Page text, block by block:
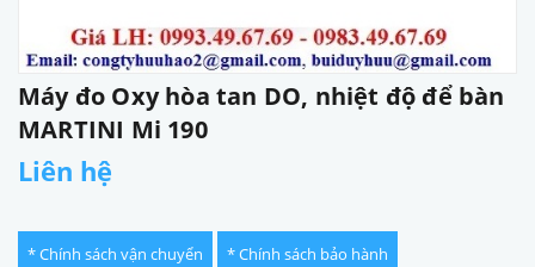
Máy đo Oxy hòa tan DO, nhiệt độ để bàn
MARTINI Mi 190
Liên hệ
* Chính sách vận chuyển * Chính sách bảo hành